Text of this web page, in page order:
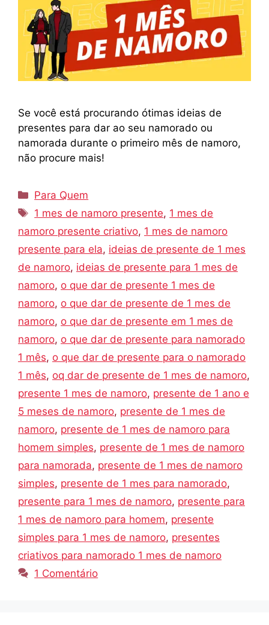
Se você está procurando ótimas ideias de
presentes para dar ao seu namorado ou
namorada durante o primeiro mês de namoro,
não procure mais!
Categorias
Para Quem
Tags
1 mes de namoro presente, 1 mes de
namoro presente criativo, 1 mes de namoro
presente para ela, ideias de presente de 1 mes
de namoro, ideias de presente para 1 mes de
namoro, o que dar de presente 1 mes de
namoro, o que dar de presente de 1 mes de
namoro, o que dar de presente em 1 mes de
namoro, o que dar de presente para namorado
1 mês, o que dar de presente para o namorado
1 mês, oq dar de presente de 1 mes de namoro,
presente 1 mes de namoro, presente de 1 ano e
5 meses de namoro, presente de 1 mes de
namoro, presente de 1 mes de namoro para
homem simples, presente de 1 mes de namoro
para namorada, presente de 1 mes de namoro
simples, presente de 1 mes para namorado,
presente para 1 mes de namoro, presente para
1 mes de namoro para homem, presente
simples para 1 mes de namoro, presentes
criativos para namorado 1 mes de namoro
1 Comentário